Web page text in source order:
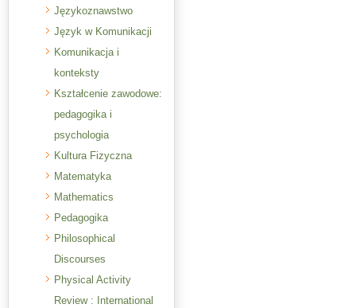
Językoznawstwo
Język w Komunikacji
Komunikacja i
konteksty
Kształcenie zawodowe:
pedagogika i
psychologia
Kultura Fizyczna
Matematyka
Mathematics
Pedagogika
Philosophical
Discourses
Physical Activity
Review : International